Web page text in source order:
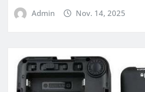
Admin Nov. 14, 2025